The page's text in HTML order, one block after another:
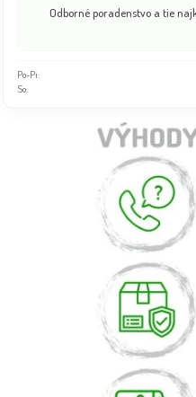
Odborné poradenstvo a tie
Po-Pi:
So: